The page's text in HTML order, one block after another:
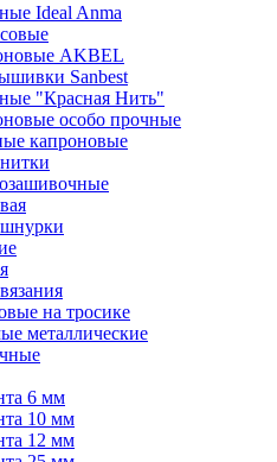
Ideal Anma
AKBEL
Sanbest
"Красная Нить"
особо прочные
капроновые
на тросике
металлические
6 мм
10 мм
12 мм